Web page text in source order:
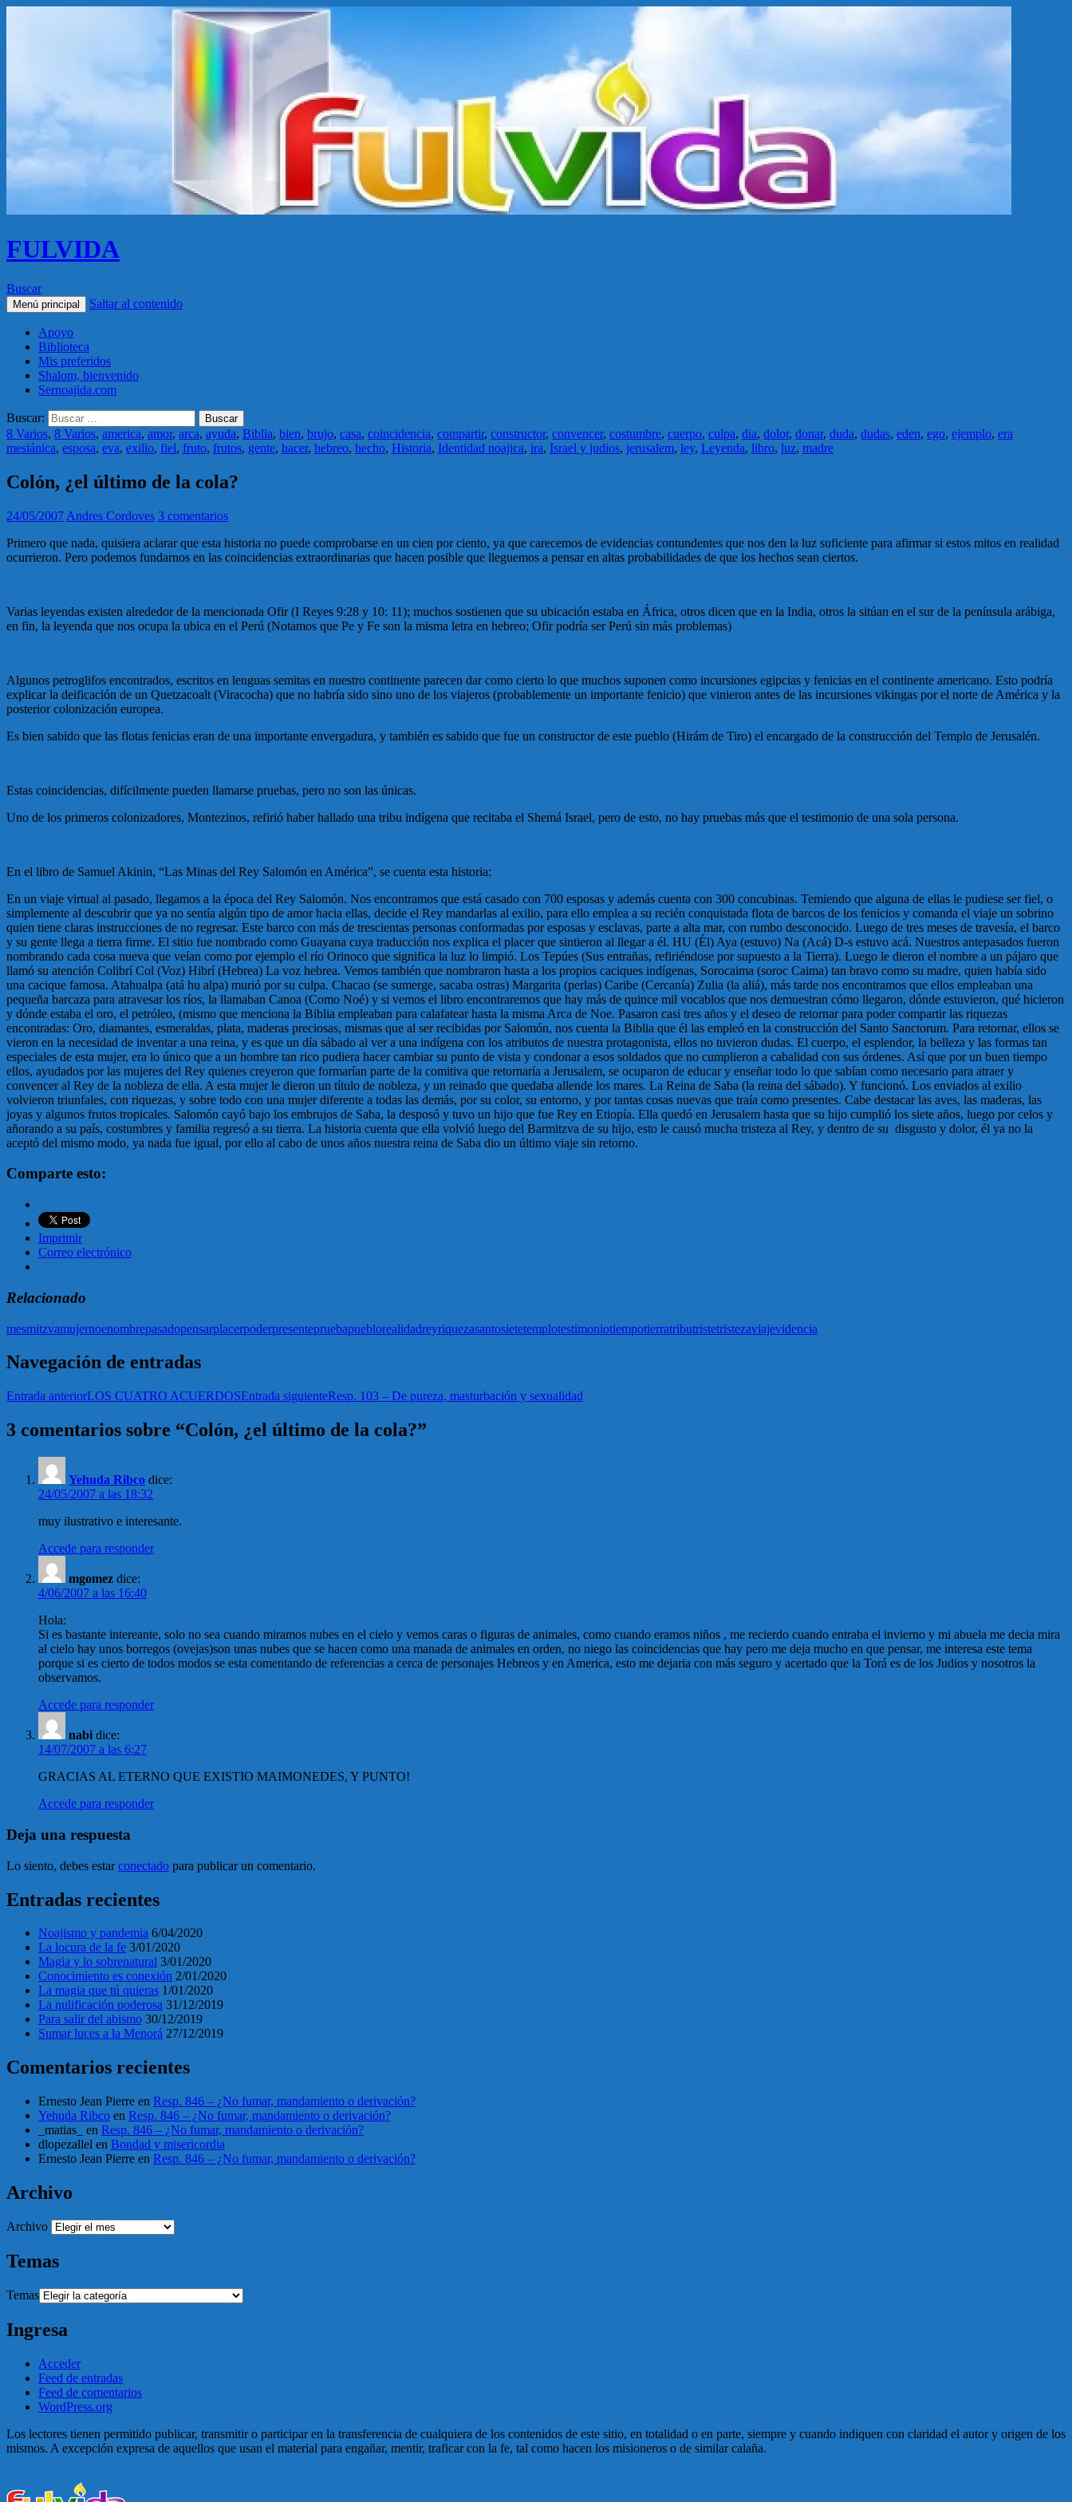
FULVIDA
Buscar
Menú principal Saltar al contenido
Apoyo
Biblioteca
Mis preferidos
Shalom, bienvenido
Sernoajida.com
Buscar:
8 Varios, 8 Varios, america, amor, arca, ayuda, Biblia, bien, brujo, casa, coincidencia, compartir, constructor, convencer, costumbre, cuerpo, culpa, dia, dolor, donar, duda, dudas, eden, ego, ejemplo, era
mesiánica, esposa, eva, exilio, fiel, fruto, frutos, gente, hacer, hebreo, hecho, Historia, Identidad noajica, ira, Israel y judios, jerusalem, ley, Leyenda, libro, luz, madre
Colón, ¿el último de la cola?
24/05/2007 Andres Cordoves 3 comentarios
Primero que nada, quisiera aclarar que esta historia no puede comprobarse en un cien por ciento, ya que carecemos de evidencias contundentes que nos den la luz suficiente para afirmar si estos mitos en realidad
ocurrieron. Pero podemos fundarnos en las coincidencias extraordinarias que hacen posible que lleguemos a pensar en altas probabilidades de que los hechos sean ciertos.
Varias leyendas existen alrededor de la mencionada Ofir (I Reyes 9:28 y 10: 11); muchos sostienen que su ubicación estaba en África, otros dicen que en la India, otros la sitúan en el sur de la península arábiga,
en fin, la leyenda que nos ocupa la ubica en el Perú (Notamos que Pe y Fe son la misma letra en hebreo; Ofir podría ser Perú sin más problemas)
Algunos petroglifos encontrados, escritos en lenguas semitas en nuestro continente parecen dar como cierto lo que muchos suponen como incursiones egipcias y fenicias en el continente americano. Esto podría
explicar la deificación de un Quetzacoalt (Viracocha) que no habría sido sino uno de los viajeros (probablemente un importante fenicio) que vinieron antes de las incursiones vikingas por el norte de América y la
posterior colonización europea.
Es bien sabido que las flotas fenicias eran de una importante envergadura, y también es sabido que fue un constructor de este pueblo (Hirám de Tiro) el encargado de la construcción del Templo de Jerusalén.
Estas coincidencias, difícilmente pueden llamarse pruebas, pero no son las únicas.
Uno de los primeros colonizadores, Montezinos, refirió haber hallado una tribu indígena que recitaba el Shemá Israel, pero de esto, no hay pruebas más que el testimonio de una sola persona.
En el libro de Samuel Akinin, “Las Minas del Rey Salomón en América”, se cuenta esta historia:
En un viaje virtual al pasado, llegamos a la época del Rey Salomón. Nos encontramos que está casado con 700 esposas y además cuenta con 300 concubinas. Temiendo que alguna de ellas le pudiese ser fiel, o
simplemente al descubrir que ya no sentía algún tipo de amor hacia ellas, decide el Rey mandarlas al exilio, para ello emplea a su recién conquistada flota de barcos de los fenicios y comanda el viaje un sobrino
quien tiene claras instrucciones de no regresar. Este barco con más de trescientas personas conformadas por esposas y esclavas, parte a alta mar, con rumbo desconocido. Luego de tres meses de travesía, el barco
y su gente llega a tierra firme. El sitio fue nombrado como Guayana cuya traducción nos explica el placer que sintieron al llegar a él. HU (Él) Aya (estuvo) Na (Acá) D-s estuvo acá. Nuestros antepasados fueron
nombrando cada cosa nueva que veían como por ejemplo el río Orinoco que significa la luz lo limpió. Los Tepúes (Sus entrañas, refiriéndose por supuesto a la Tierra). Luego le dieron el nombre a un pájaro que
llamó su atención Colibrí Col (Voz) Hibrí (Hebrea) La voz hebrea. Vemos también que nombraron hasta a los propios caciques indígenas, Sorocaima (soroc Caima) tan bravo como su madre, quien había sido
una cacique famosa. Atahualpa (atá hu alpa) murió por su culpa. Chacao (se sumerge, sacaba ostras) Margarita (perlas) Caribe (Cercanía) Zulia (la aliá), más tarde nos encontramos que ellos empleaban una
pequeña barcaza para atravesar los ríos, la llamaban Canoa (Como Noé) y si vemos el libro encontraremos que hay más de quince mil vocablos que nos demuestran cómo llegaron, dónde estuvieron, qué hicieron
y dónde estaba el oro, el petróleo, (mismo que menciona la Biblia empleaban para calafatear hasta la misma Arca de Noe. Pasaron casi tres años y el deseo de retornar para poder compartir las riquezas
encontradas: Oro, diamantes, esmeraldas, plata, maderas preciosas, mismas que al ser recibidas por Salomón, nos cuenta la Biblia que él las empleó en la construcción del Santo Sanctorum. Para retornar, ellos se
vieron en la necesidad de inventar a una reina, y es que un día sábado al ver a una indígena con los atributos de nuestra protagonista, ellos no tuvieron dudas. El cuerpo, el esplendor, la belleza y las formas tan
especiales de esta mujer, era lo único que a un hombre tan rico pudiera hacer cambiar su punto de vista y condonar a esos soldados que no cumplieron a cabalidad con sus órdenes. Así que por un buen tiempo
ellos, ayudados por las mujeres del Rey quienes creyeron que formarían parte de la comitiva que retornaría a Jerusalem, se ocuparon de educar y enseñar todo lo que sabían como necesario para atraer y
convencer al Rey de la nobleza de ella. A esta mujer le dieron un título de nobleza, y un reinado que quedaba allende los mares. La Reina de Saba (la reina del sábado). Y funcionó. Los enviados al exilio
volvieron triunfales, con riquezas, y sobre todo con una mujer diferente a todas las demás, por su color, su entorno, y por tantas cosas nuevas que traía como presentes. Cabe destacar las aves, las maderas, las
joyas y algunos frutos tropicales. Salomón cayó bajo los embrujos de Saba, la desposó y tuvo un hijo que fue Rey en Etiopía. Ella quedó en Jerusalem hasta que su hijo cumplió los siete años, luego por celos y
añorando a su país, costumbres y familia regresó a su tierra. La historia cuenta que ella volvió luego del Barmitzva de su hijo, esto le causó mucha tristeza al Rey, y dentro de su disgusto y dolor, él ya no la
aceptó del mismo modo, ya nada fue igual, por ello al cabo de unos años nuestra reina de Saba dio un último viaje sin retorno.
Comparte esto:
Imprimir
Correo electrónico
Relacionado
mesmitzvamujernoenombrepasadopensarplacerpoderpresentepruebapueblorealidadreyriquezasantosietetemplotestimoniotiempotierratributristetristezaviajevidencia
Navegación de entradas
Entrada anteriorLOS CUATRO ACUERDOSEntrada siguienteResp. 103 – De pureza, masturbación y sexualidad
3 comentarios sobre “Colón, ¿el último de la cola?”
Yehuda Ribco dice:
24/05/2007 a las 18:32
muy ilustrativo e interesante.
Accede para responder
mgomez dice:
4/06/2007 a las 16:40
Hola:
Si es bastante intereante, solo no sea cuando miramos nubes en el cielo y vemos caras o figuras de animales, como cuando eramos niños , me recierdo cuando entraba el invierno y mi abuela me decia mira
al cielo hay unos borregos (ovejas)son unas nubes que se hacen como una manada de animales en orden, no niego las coincidencias que hay pero me deja mucho en que pensar, me interesa este tema
porque si es cierto de todos modos se esta comentando de referencias a cerca de personajes Hebreos y en America, esto me dejaria con más seguro y acertado que la Torá es de los Judios y nosotros la
observamos.
Accede para responder
nabi dice:
14/07/2007 a las 6:27
GRACIAS AL ETERNO QUE EXISTIO MAIMONEDES, Y PUNTO!
Accede para responder
Deja una respuesta
Lo siento, debes estarconectado para publicar un comentario.
Entradas recientes
Noajismo y pandemia 6/04/2020
La locura de la fe 3/01/2020
Magia y lo sobrenatural 3/01/2020
Conocimiento es conexión 2/01/2020
La magia que tú quieras 1/01/2020
La nulificación poderosa 31/12/2019
Para salir del abismo 30/12/2019
Sumar luces a la Menorá 27/12/2019
Comentarios recientes
Ernesto Jean Pierre en Resp. 846 – ¿No fumar, mandamiento o derivación?
Yehuda Ribco en Resp. 846 – ¿No fumar, mandamiento o derivación?
_matias_
en Resp. 846 – ¿No fumar, mandamiento o derivación?
dlopezallel en Bondad y misericordia
Ernesto Jean Pierre en Resp. 846 – ¿No fumar, mandamiento o derivación?
Archivo
Archivo
Temas
Temas
Ingresa
Acceder
Feed de entradas
Feed de comentarios
WordPress.org
Los lectores tienen permitido publicar, transmitir o participar en la transferencia de cualquiera de los contenidos de este sitio, en totalidad o en parte, siempre y cuando indiquen con claridad el autor y origen de los
mismos. A excepción expresa de aquellos que usan el material para engañar, mentir, traficar con la fe, tal como hacen los misioneros o de similar calaña.